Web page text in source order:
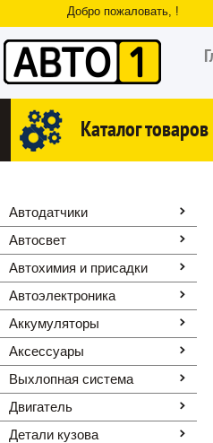
Добро пожаловать, !
Каталог товаров
Автодатчики
Автосвет
Автохимия и присадки
Автоэлектроника
Аккумуляторы
Аксессуары
Выхлопная система
Двигатель
Детали кузова